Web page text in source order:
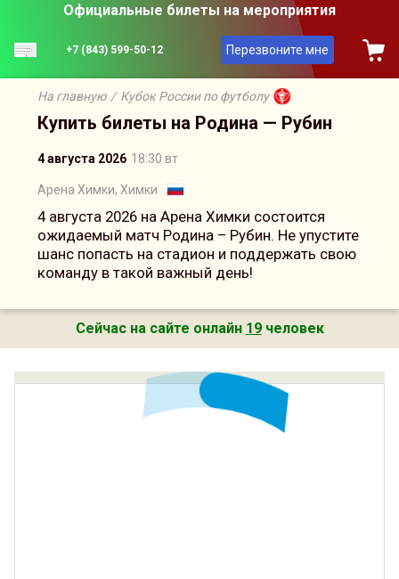
Официальные билеты на мероприятия
+7 (843) 599-50-12 Перезвоните мне
На главную / Кубок России по футболу
Купить билеты на Родина — Рубин
4 августа 2026 18:30 вт
Арена Химки, Химки
4 августа 2026 на Арена Химки состоится
ожидаемый матч Родина – Рубин. Не упустите
шанс попасть на стадион и поддержать свою
команду в такой важный день!
Сейчас на сайте онлайн 19человек